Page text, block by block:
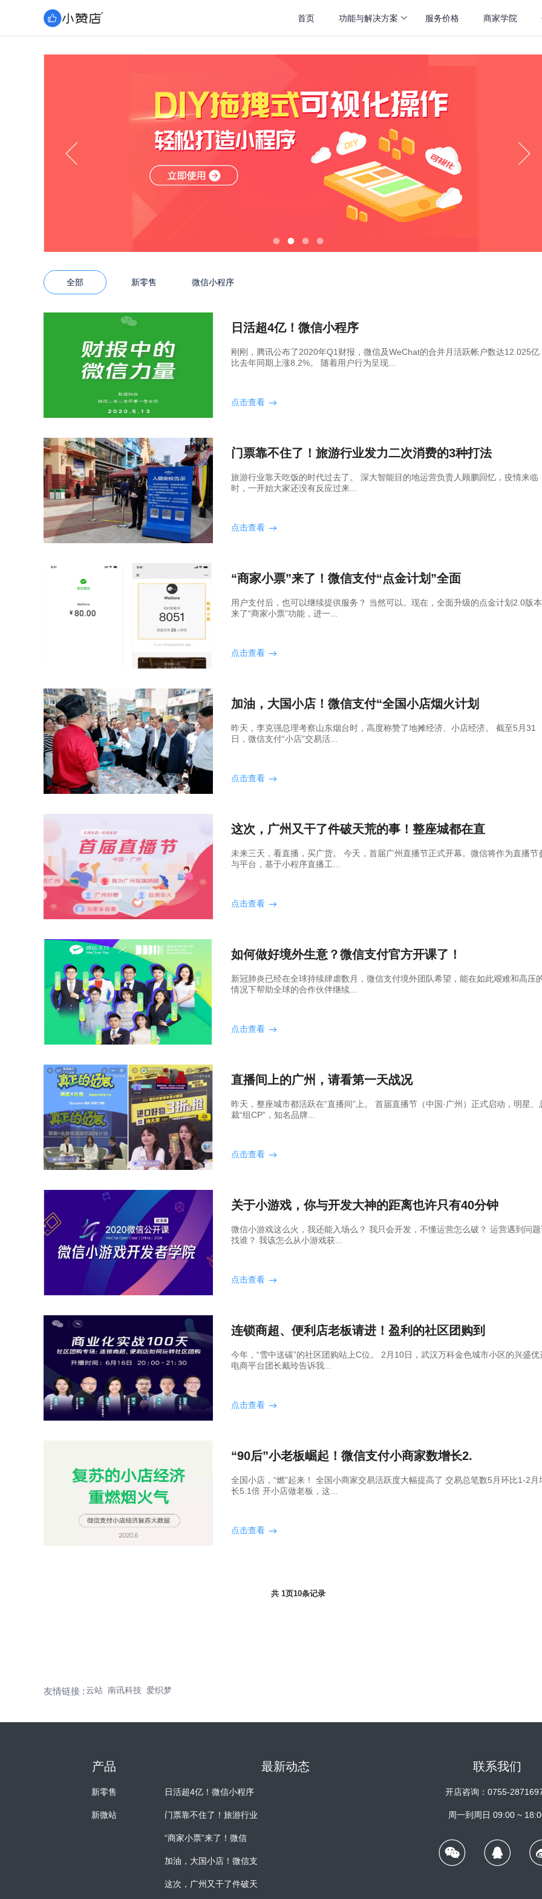
首页 功能与解决方案
小程序商城
PC版商城
Android/iOS APP
API开放整合
让您体验层层裂变分销带来的快感！
让您的促销变得火爆起来！
让您痛快地玩它一把饥饿营销！
让您的促销变得火爆起来！
让您的促销变得火爆起来！
刮刮卡
九宫格抽奖
服务价格 商家学院
全部 新零售 微信小程序
日活超4亿！微信小程序
刚刚，腾讯公布了2020年Q1财报，微信及WeChat的合并月活跃帐户数达12.025亿
比去年同期上涨8.2%。 随着用户行为呈现...
点击查看
门票靠不住了！旅游行业发力二次消费的3种打法
旅游行业靠天吃饭的时代过去了。 深大智能目的地运营负责人顾鹏回忆，疫情来临
时，一开始大家还没有反应过来...
点击查看
“商家小票”来了！微信支付“点金计划”全面
用户支付后，也可以继续提供服务？ 当然可以。现在，全面升级的点金计划2.0版
来了“商家小票”功能，进一...
点击查看
加油，大国小店！微信支付“全国小店烟火计划
昨天，李克强总理考察山东烟台时，高度称赞了地摊经济、小店经济。 截至5月31
日，微信支付“小店”交易活...
点击查看
这次，广州又干了件破天荒的事！整座城都在直
未来三天，看直播，买广货。 今天，首届广州直播节正式开幕。微信将作为直播节
与平台，基于小程序直播工...
点击查看
如何做好境外生意？微信支付官方开课了！
新冠肺炎已经在全球持续肆虐数月，微信支付境外团队希望，能在如此艰难和高压
情况下帮助全球的合作伙伴继续...
点击查看
直播间上的广州，请看第一天战况
昨天，整座城市都活跃在“直播间”上。 首届直播节（中国·广州）正式启动，明星、
裁“组CP”，知名品牌...
点击查看
关于小游戏，你与开发大神的距离也许只有40分钟
微信小游戏这么火，我还能入场么？ 我只会开发，不懂运营怎么破？ 运营遇到问
找谁？ 我该怎么从小游戏获...
点击查看
连锁商超、便利店老板请进！盈利的社区团购到
今年，“雪中送碳”的社区团购站上C位。 2月10日，武汉万科金色城市小区的兴盛优
电商平台团长戴玲告诉我...
点击查看
“90后”小老板崛起！微信支付小商家数增长2.
全国小店，“燃”起来！ 全国小商家交易活跃度大幅提高了 交易总笔数5月环比1-2月
长5.1倍 开小店做老板，这...
点击查看
共 1页10条记录
友情链接 :云站 南讯科技 爱织梦
产品
新零售
新微站
最新动态
日活超4亿！微信小程序
门票靠不住了！旅游行业
“商家小票”来了！微信
加油，大国小店！微信支
这次，广州又干了件破天
联系我们
开店咨询：0755-
周一到周日 09:00 ~
 